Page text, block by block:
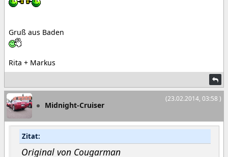
Gruß aus Baden
Rita + Markus
(23.02.2014, 03:58 )
Midnight-Cruiser
Zitat:
Original von Cougarman